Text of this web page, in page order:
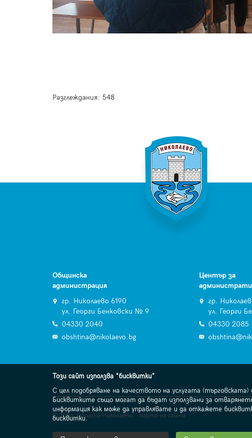
Разглеждания: 548
Общинска
администрация
гр. Николаево 6190
ул. Георги Бенковски № 9
04330 2040
obshtina@nikolaevo.bg
Център за
гр.
ул. Георги
04330 2085
© 2026. Община Николаево. Карта на сайта
Този сайт използва "бисквитки"
С цел подобряване на качеството на услугата
Бисквитките също могат да бъдат използвани за
информация как може да управлявате и да откажете
бисквитки.